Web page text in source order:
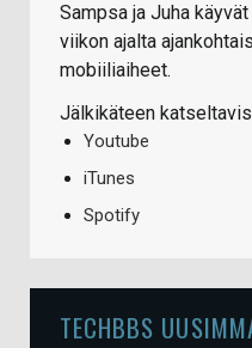
Sampsa ja Juha
viikon ajalta
mobiiliaiheet.
Jälkikäteen
Youtube
iTunes
Spotify
TECHBBS